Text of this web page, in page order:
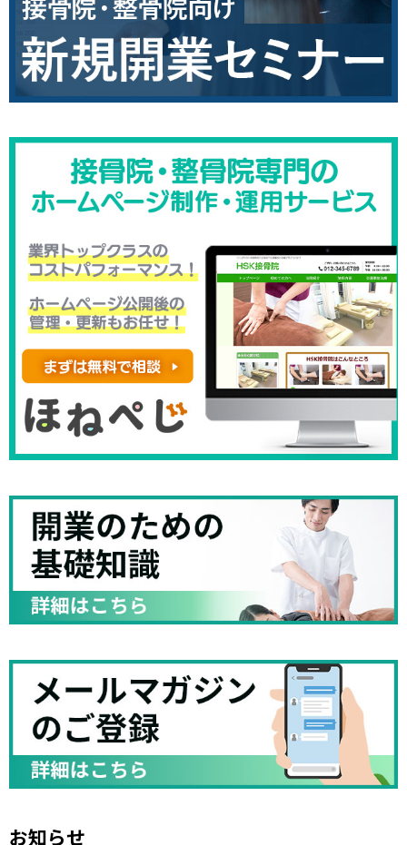
お知らせ